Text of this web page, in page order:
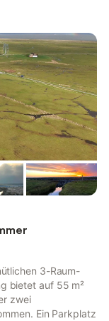
3-Raum-
bietet auf 55 m²
zwei
Ein Parkplatz